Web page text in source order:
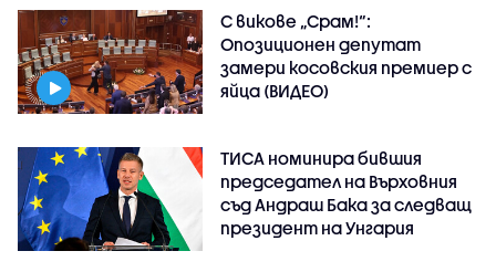
С викове „Срам!“:
Опозиционен депутат
замери косовския премиер с
яйца (ВИДЕО)
ТИСА номинира бившия
председател на Върховния
съд Андраш Бака за следващ
президент на Унгария